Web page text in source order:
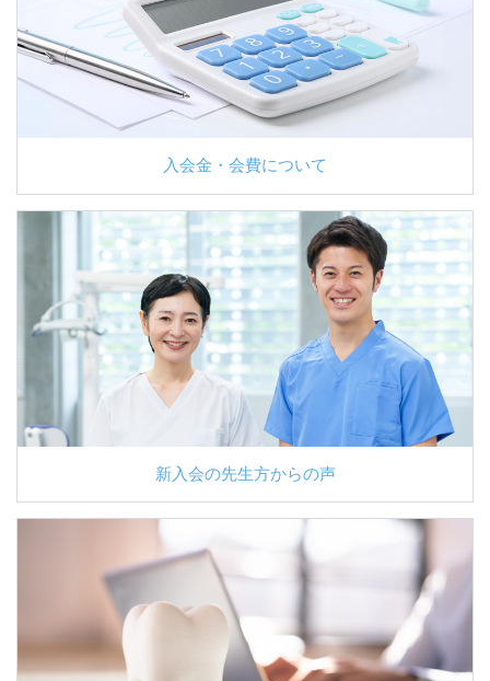
入会金・会費について
新入会の先生方からの声